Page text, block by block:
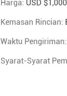
Harga: USD
Kemasan Rincian:
Waktu Pengiriman:
Syarat-Syarat